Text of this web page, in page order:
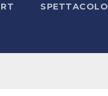
SPETTACOLO